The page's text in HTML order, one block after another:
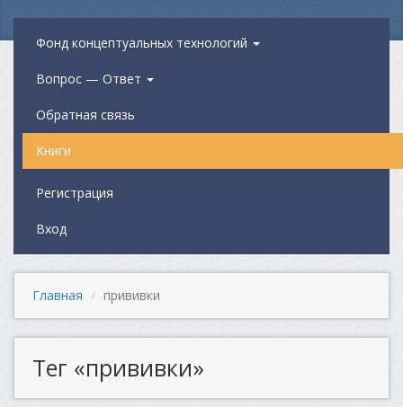
Фонд концептуальных технологий
Вопрос — Ответ
Обратная связь
Книги
Регистрация
Вход
Главная прививки
Тег «прививки»